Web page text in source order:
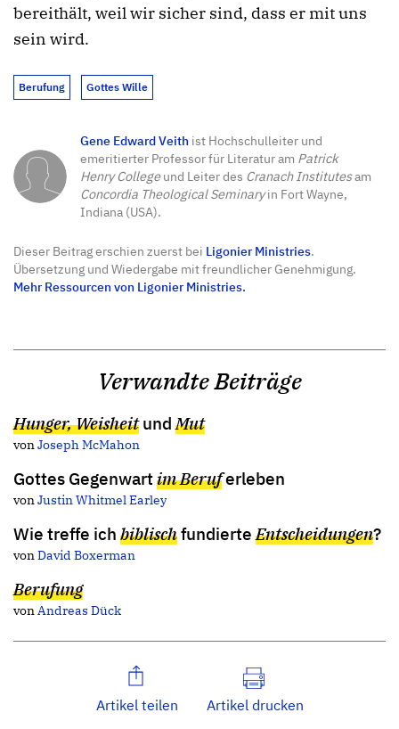
bereithält, weil wir sicher sind, dass er mit uns
sein wird.
Berufung Gottes Wille
Gene Edward Veith ist Hochschulleiter und
emeritierter Professor für Literatur am Patrick
Henry Collegeund Leiter des Cranach Institutesam
Concordia Theological Seminaryin Fort Wayne,
Indiana (USA).
Dieser Beitrag erschien zuerst bei Ligonier Ministries.
Übersetzung und Wiedergabe mit freundlicher Genehmigung.
Mehr Ressourcen von Ligonier Ministries.
Verwandte Beiträge
Hunger, WeisheitundMut
vonJoseph McMahon
Gottes Gegenwartim Beruferleben
vonJustin Whitmel Earley
Wie treffe ich biblischfundierteEntscheidungen?
vonDavid Boxerman
Berufung
vonAndreas Dück
Artikel teilen Artikel drucken